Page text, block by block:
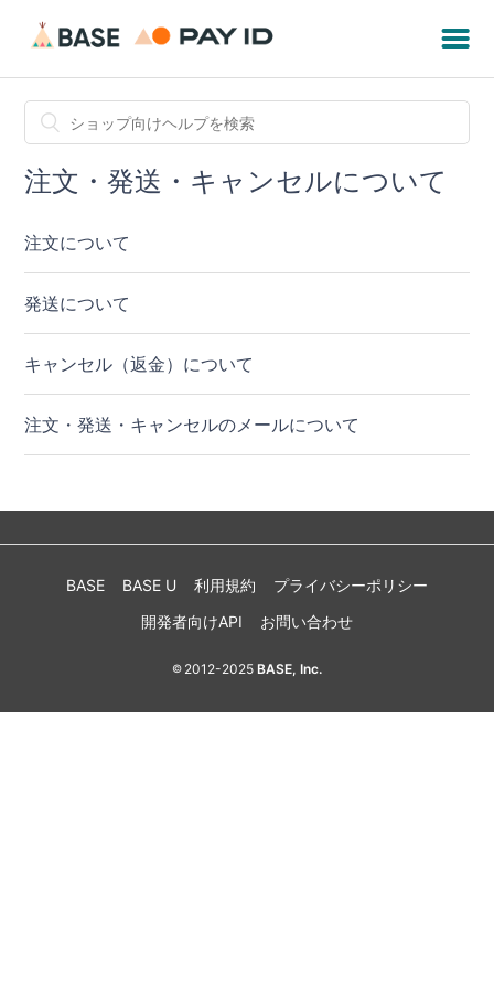
注文・発送・キャンセルについて
注文について
発送について
キャンセル（返金）について
注文・発送・キャンセルのメールについて
BASE BASE U 利用規約
プライバシーポリシー
開発者向けAPI
お問い合わせ
© 2012-2025BASE, Inc.